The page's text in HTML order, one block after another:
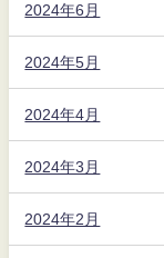
2024年6月
2024年5月
2024年4月
2024年3月
2024年2月